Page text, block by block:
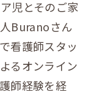
児とそのご家
Buranoさん
看護師スタッ
るオンライン
師経験を経